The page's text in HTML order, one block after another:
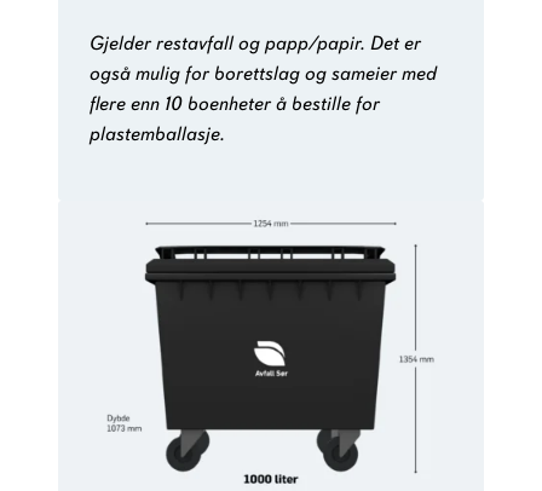
Gjelder restavfall og papp/papir. Det er
også mulig for borettslag og sameier med
flere enn 10 boenheter å bestille for
plastemballasje.